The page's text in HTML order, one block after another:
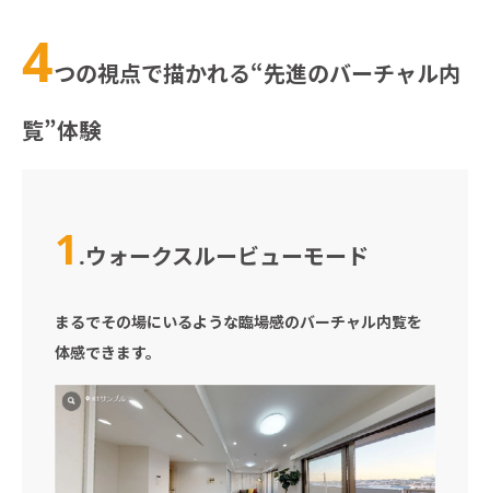
4つの視点で描かれる“先進のバーチャル内
覧”体験
1 .ウォークスルービューモード
まるでその場にいるような臨場感のバーチャル内覧を
体感できます。